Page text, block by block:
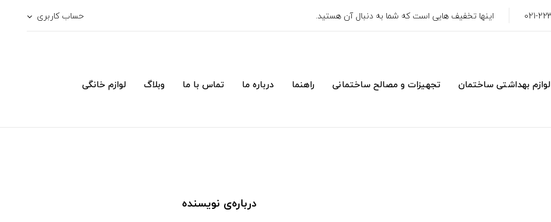
اینها تخفیف هایی است که شما به دنبال آن هستید. حساب کاربری
لوازم بهداشتی ساختمان تجهیزات و مصالح ساختمانی راهنما درباره ما تماس با ما وبلاگ لوازم خانگی
درباره‌ی نویسنده